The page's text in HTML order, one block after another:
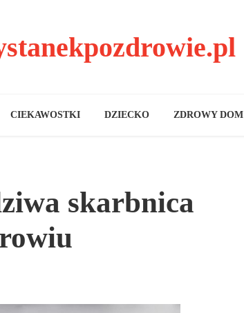
CIEKAWOSTKI DZIECKO ZDROWY DOM
skarbnica